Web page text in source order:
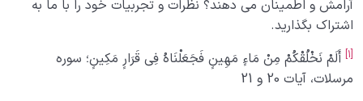
آرامش و اطمینان می دهند؟ نظرات و تجربیات خود را با ما به
اشتراک بگذارید.
[1]
أَلَمْ نَخْلُقْکُمْ مِنْ مَاءٍ مَهِینٍ فَجَعَلْنَاهُ فِی قَرَارٍ مَکِینٍ؛ سوره
مرسلات، آیات 20 و 21